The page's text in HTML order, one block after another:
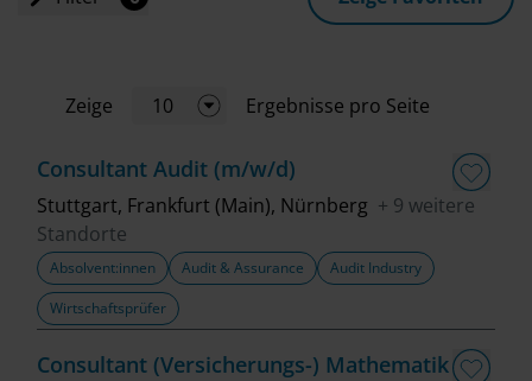
Standort
Geschäftsbereich
Zeige 10 Ergebnisse pro Seite
Consultant Audit (m/w/d)
Stuttgart, Frankfurt (Main), Nürnberg + 9 weitere
Standorte
Absolvent:innen Audit & Assurance
Audit Industry
Wirtschaftsprüfer
Consultant (Versicherungs-) Mathematik